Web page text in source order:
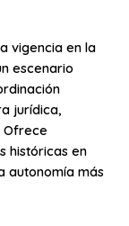
vigencia en la
escenario
jurídica,
Ofrece
históricas en
autonomía más